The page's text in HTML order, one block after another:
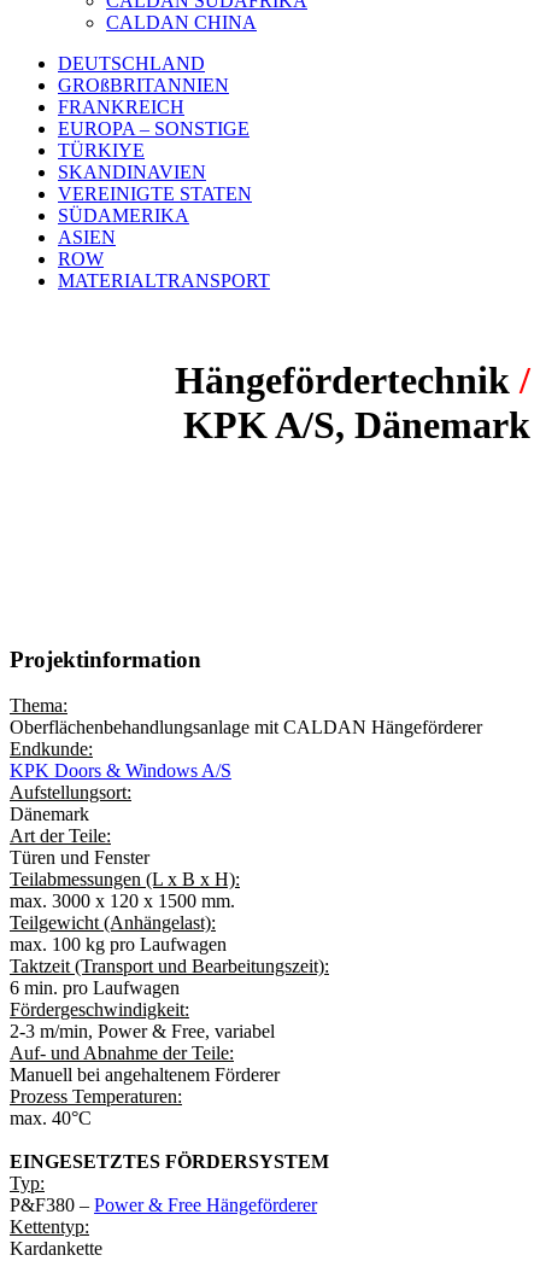
CALDAN CHINA
DEUTSCHLAND
GROßBRITANNIEN
FRANKREICH
EUROPA – SONSTIGE
TÜRKIYE
SKANDINAVIEN
VEREINIGTE STATEN
SÜDAMERIKA
ASIEN
ROW
MATERIALTRANSPORT
Hängefördertechnik/
KPK A/S, Dänemark
Projektinformation
Thema:
Oberflächenbehandlungsanlage mit CALDAN Hängeförderer
Endkunde:
KPK Doors & Windows A/S
Aufstellungsort:
Dänemark
Art der Teile:
Türen und Fenster
Teilabmessungen (L x B x H):
max. 3000 x 120 x 1500 mm.
Teilgewicht (Anhängelast):
max. 100 kg pro Laufwagen
Taktzeit (Transport und Bearbeitungszeit):
6 min. pro Laufwagen
Fördergeschwindigkeit:
2-3 m/min, Power & Free, variabel
Auf- und Abnahme der Teile:
Manuell bei angehaltenem Förderer
Prozess Temperaturen:
max. 40°C
EINGESETZTES FÖRDERSYSTEM
Typ:
P&F380 – Power & Free Hängeförderer
Kettentyp:
Kardankette